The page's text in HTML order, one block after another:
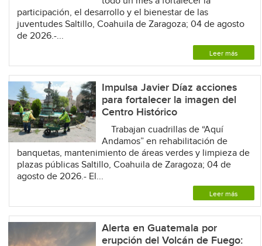
participación, el desarrollo y el bienestar de las
juventudes Saltillo, Coahuila de Zaragoza; 04 de agosto
de 2026.-...
Leer más
Impulsa Javier Díaz acciones
para fortalecer la imagen del
Centro Histórico
Trabajan cuadrillas de “Aquí
Andamos” en rehabilitación de
banquetas, mantenimiento de áreas verdes y limpieza de
plazas públicas Saltillo, Coahuila de Zaragoza; 04 de
agosto de 2026.- El...
Leer más
Alerta en Guatemala por
erupción del Volcán de Fuego: